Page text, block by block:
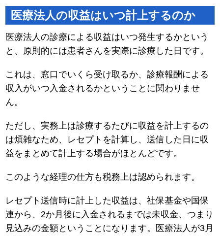
医療法人の収益はいつ計上するのか
医療法人の診療による収益はいつ発生するかという
と、原則的には患者さんを実際に診療した日です。
これは、窓口でいくら受け取るか、診療報酬による
収入がいつ入金されるかということに関わりませ
ん。
ただし、実務上は診療するたびに収益を計上するの
は煩雑なため、レセプトを計算し、送信した日に収
益をまとめて計上する場合がほとんどです。
このような経理の仕方も税務上は認められます。
レセプト送信時に計上した収益は、社保基金や国保
連から、2か月後に入金されるまでは未収金、つまり
見込みの金額ということになります。医療法人が3月